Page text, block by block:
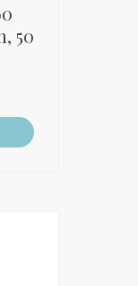
50